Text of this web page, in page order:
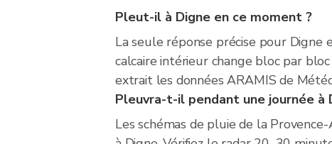
Pleut-il à Digne en ce moment ?
La seule réponse précise pour
calcaire intérieur change bloc par
extrait les données ARAMIS de
Pleuvra-t-il pendant une journée à
Les schémas de pluie de la